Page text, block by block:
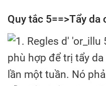
Quy tắc 5==>Tẩy
phù hợp để trị tẩy
lần một tuần. Nó